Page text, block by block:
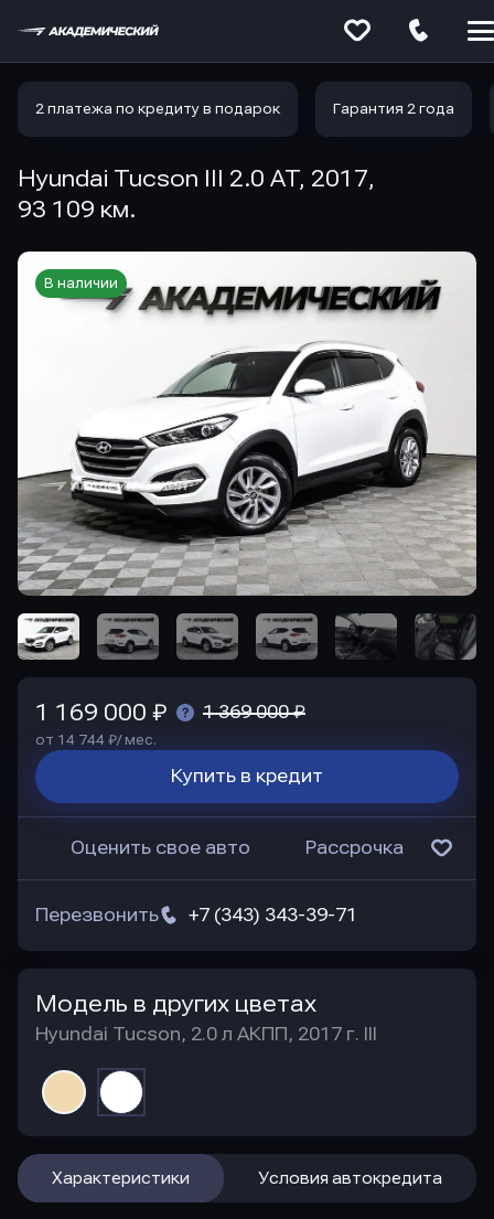
2 платежа по кредиту в подарок Гарантия 2 года
Hyundai Tucson III 2.0 AT, 2017,
93 109 км.
В наличии
1 169 000 ₽ 1 369 000 ₽
от 14 744 ₽/ мес.
Купить в кредит
Оценить свое авто Рассрочка
+7 (343) 343-39-71
Перезвонить
Модель в других цветах
Hyundai Tucson, 2.0 л АКПП, 2017 г. III
Характеристики Условия автокредита